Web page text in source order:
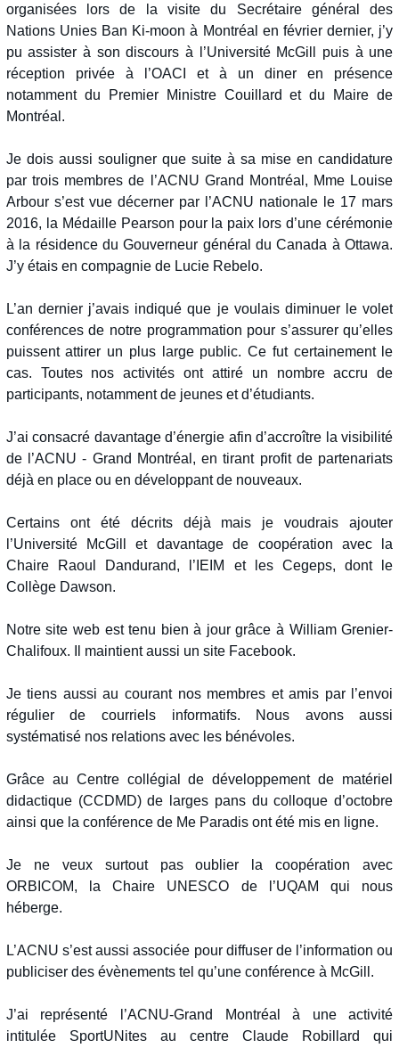
organisées lors de la visite du Secrétaire général des
Nations Unies Ban Ki-moon à Montréal en février dernier, j’y
pu assister à son discours à l’Université McGill puis à une
réception privée à l’OACI et à un diner en présence
notamment du Premier Ministre Couillard et du Maire de
Montréal.
Je dois aussi souligner que suite à sa mise en candidature
par trois membres de l’ACNU Grand Montréal, Mme Louise
Arbour s’est vue décerner par l’ACNU nationale le 17 mars
2016, la Médaille Pearson pour la paix lors d’une cérémonie
à la résidence du Gouverneur général du Canada à Ottawa.
J’y étais en compagnie de Lucie Rebelo.
L’an dernier j’avais indiqué que je voulais diminuer le volet
conférences de notre programmation pour s’assurer qu’elles
puissent attirer un plus large public. Ce fut certainement le
cas. Toutes nos activités ont attiré un nombre accru de
participants, notamment de jeunes et d’étudiants.
J’ai consacré davantage d’énergie afin d’accroître la visibilité
de l’ACNU - Grand Montréal, en tirant profit de partenariats
déjà en place ou en développant de nouveaux.
Certains ont été décrits déjà mais je voudrais ajouter
l’Université McGill et davantage de coopération avec la
Chaire Raoul Dandurand, l’IEIM et les Cegeps, dont le
Collège Dawson.
Notre site web est tenu bien à jour grâce à William Grenier-
Chalifoux. Il maintient aussi un site Facebook.
Je tiens aussi au courant nos membres et amis par l’envoi
régulier de courriels informatifs. Nous avons aussi
systématisé nos relations avec les bénévoles.
Grâce au Centre collégial de développement de matériel
didactique (CCDMD) de larges pans du colloque d’octobre
ainsi que la conférence de Me Paradis ont été mis en ligne.
Je ne veux surtout pas oublier la coopération avec
ORBICOM, la Chaire UNESCO de l’UQAM qui nous
héberge.
L’ACNU s’est aussi associée pour diffuser de l’information ou
publiciser des évènements tel qu’une conférence à McGill.
J’ai représenté l’ACNU-Grand Montréal à une activité
intitulée SportUNites au centre Claude Robillard qui